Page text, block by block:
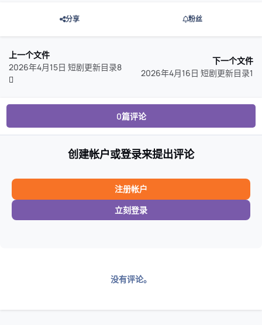
分享 粉丝
上一个文件
2026年4月15日 短剧更新目录8
下一个文件
2026年4月16日 短剧更新目录1
0篇评论
创建帐户或登录来提出评论
注册帐户
立刻登录
没有评论。